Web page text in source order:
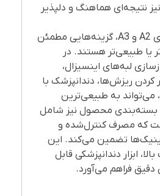
نتیجه‌ای هماهنگ و دلپذیر
از طرف دیگر، رنگ‌های A2 و A3، گزینه‌هایی مطمئن
یا طبیعی‌تر هستند. در
لبه‌های اینسیزال،
ریزش‌ها، دندانپزشک با
می‌تواند به طبیعی‌ترین
بسته‌بندی محصول نیز شامل
است که مصرف کنترل‌شده و
تضمین می‌کند. این
ابزار دندانپزشکی قابل
دقیق فراهم می‌آورد.